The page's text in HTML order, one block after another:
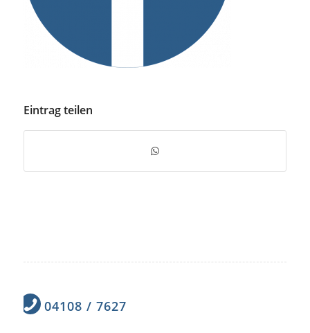
Eintrag teilen
04108 / 7627